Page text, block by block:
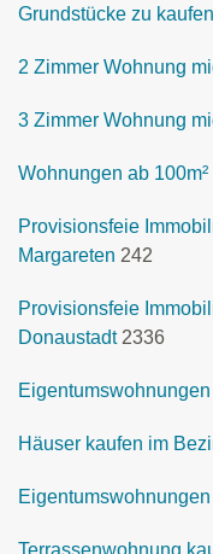
Grundstücke zu
2 Zimmer Wohnung
3 Zimmer Wohnung
Wohnungen ab
Provisionsfeie
Margareten 242
Provisionsfeie
Donaustadt 2336
Häuser kaufen im